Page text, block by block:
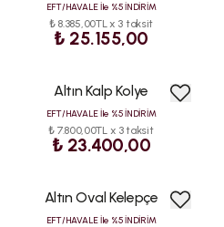
EFT/HAVALE İle %5 İNDİRİM
₺ 8.385,00TL x 3 taksit
₺ 25.155,00
Altın Kalp Kolye
EFT/HAVALE İle %5 İNDİRİM
₺ 7.800,00TL x 3 taksit
₺ 23.400,00
Altın Oval Kelepçe
EFT/HAVALE İle %5 İNDİRİM